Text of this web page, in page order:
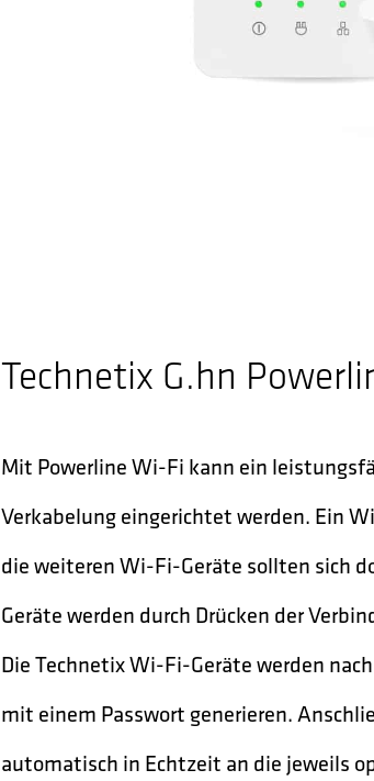
Technetix G.hn
Mit Powerline Wi-Fi kann ein
Verkabelung eingerichtet werden. Ein
die weiteren Wi-Fi-Geräte sollten sich
Geräte werden durch Drücken der
Die Technetix Wi-Fi-Geräte werden
mit einem Passwort generieren.
automatisch in Echtzeit an die jeweils